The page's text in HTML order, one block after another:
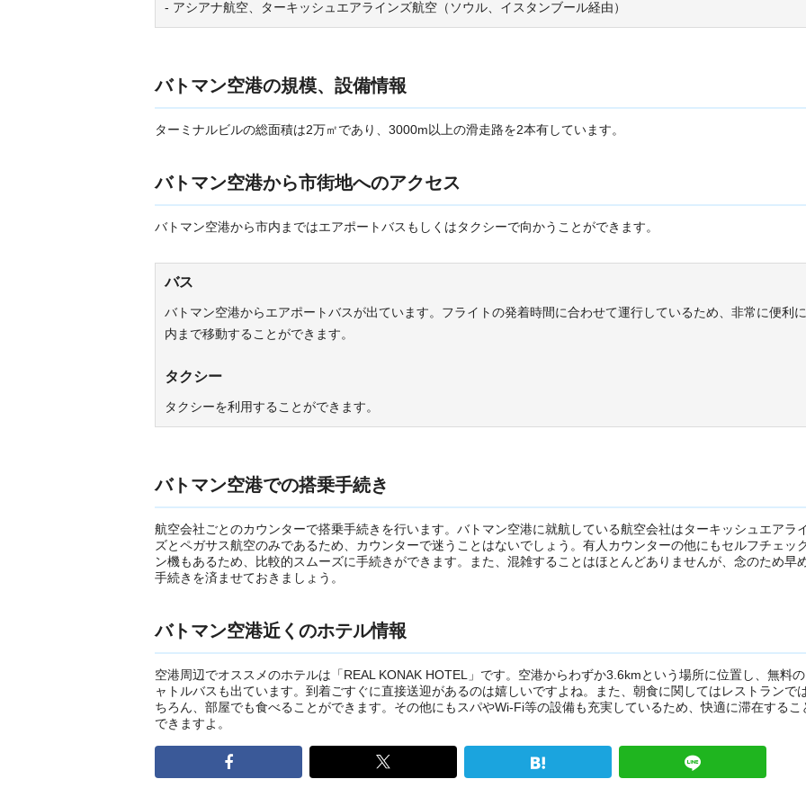
- アシアナ航空、ターキッシュエアラインズ航空（ソウル、イスタンブール経由）
バトマン空港の規模、設備情報
ターミナルビルの総面積は2万㎡であり、3000m以上の滑走路を2本有しています。
バトマン空港から市街地へのアクセス
バトマン空港から市内まではエアポートバスもしくはタクシーで向かうことができます。
バス
バトマン空港からエアポートバスが出ています。フライトの発着時間に合わせて運行しているため、非常に便利
内まで移動することができます。
タクシー
タクシーを利用することができます。
バトマン空港での搭乗手続き
航空会社ごとのカウンターで搭乗手続きを行います。バトマン空港に就航している航空会社はターキッシュエアラ
ズとペガサス航空のみであるため、カウンターで迷うことはないでしょう。有人カウンターの他にもセルフチェッ
ン機もあるため、比較的スムーズに手続きができます。また、混雑することはほとんどありませんが、念のため早
手続きを済ませておきましょう。
バトマン空港近くのホテル情報
空港周辺でオススメのホテルは「REAL KONAK HOTEL」です。空港からわずか3.6kmという場所に位置し、無料
ャトルバスも出ています。到着ごすぐに直接送迎があるのは嬉しいですよね。また、朝食に関してはレストランで
ちろん、部屋でも食べることができます。その他にもスパやWi-Fi等の設備も充実しているため、快適に滞在するこ
できますよ。